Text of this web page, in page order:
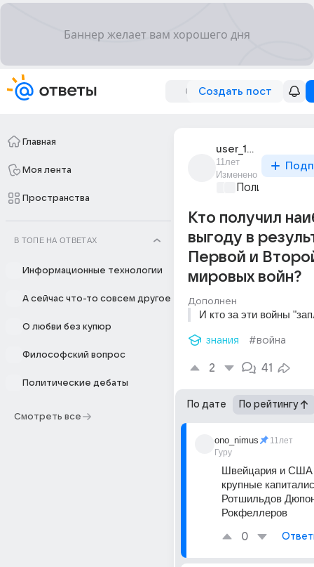
Создать пост
Главная
Моя лента
Пространства
В ТОПЕ НА ОТВЕТАХ
Информационные технологии
А сейчас что-то совсем другое
О любви без купюр
Философский вопрос
Политические дебаты
Смотреть все
user_187343781
11лет
Изменено
Кто получил
выгоду в
Первой и
мировых войн?
Дополнен
И кто за эти войны
знания #война
2 41
По дате По рейтингу
ono_nimus
Гуру
11лет
Швейцария и США
крупные
Ротшильдов
Рокфеллеров
0